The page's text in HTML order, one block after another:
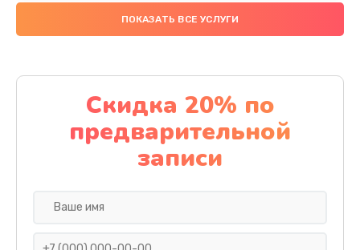
ПОКАЗАТЬ ВСЕ УСЛУГИ
Скидка 20% по
предварительной
записи